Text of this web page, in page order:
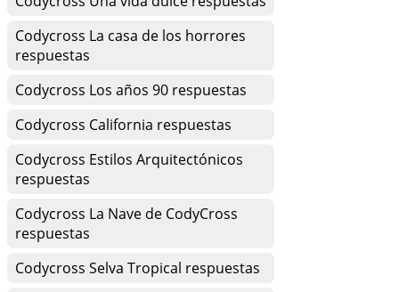
Codycross La casa de los horrores
respuestas
Codycross Los años 90 respuestas
Codycross California respuestas
Codycross Estilos Arquitectónicos
respuestas
Codycross La Nave de CodyCross
respuestas
Codycross Selva Tropical respuestas